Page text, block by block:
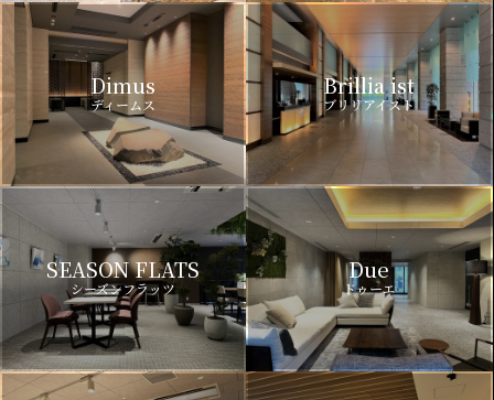
Dimus
ディームス
Brillia ist
ブリリアイスト
SEASON FLATS
シーズンフラッツ
Due
ドゥーエ